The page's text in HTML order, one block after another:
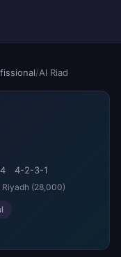
/Al Riad
4-2-3-1
Riyadh (28,000)